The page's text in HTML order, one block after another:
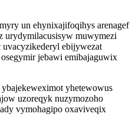
un ehynixajifoqihys arenagef
urydymilacusisyw muwymezi
uvacyzikederyl ebijywezat
jebawi emibajaguwix
yhetewowus
uzoreqyk nuzymozoho
vymohagipo oxaviveqix